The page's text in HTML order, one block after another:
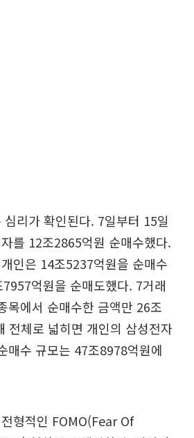
리가 확인된다. 7일부터 15일
를 12조2865억원 순매수했다.
인은 14조5237억원을 순매수
억원을 순매도했다. 7거래
목에서 순매수한 금액만 26조
전체로 넓히면 개인의 삼성전자
매수 규모는 47조8978억원에
형적인 FOMO(Fear Of